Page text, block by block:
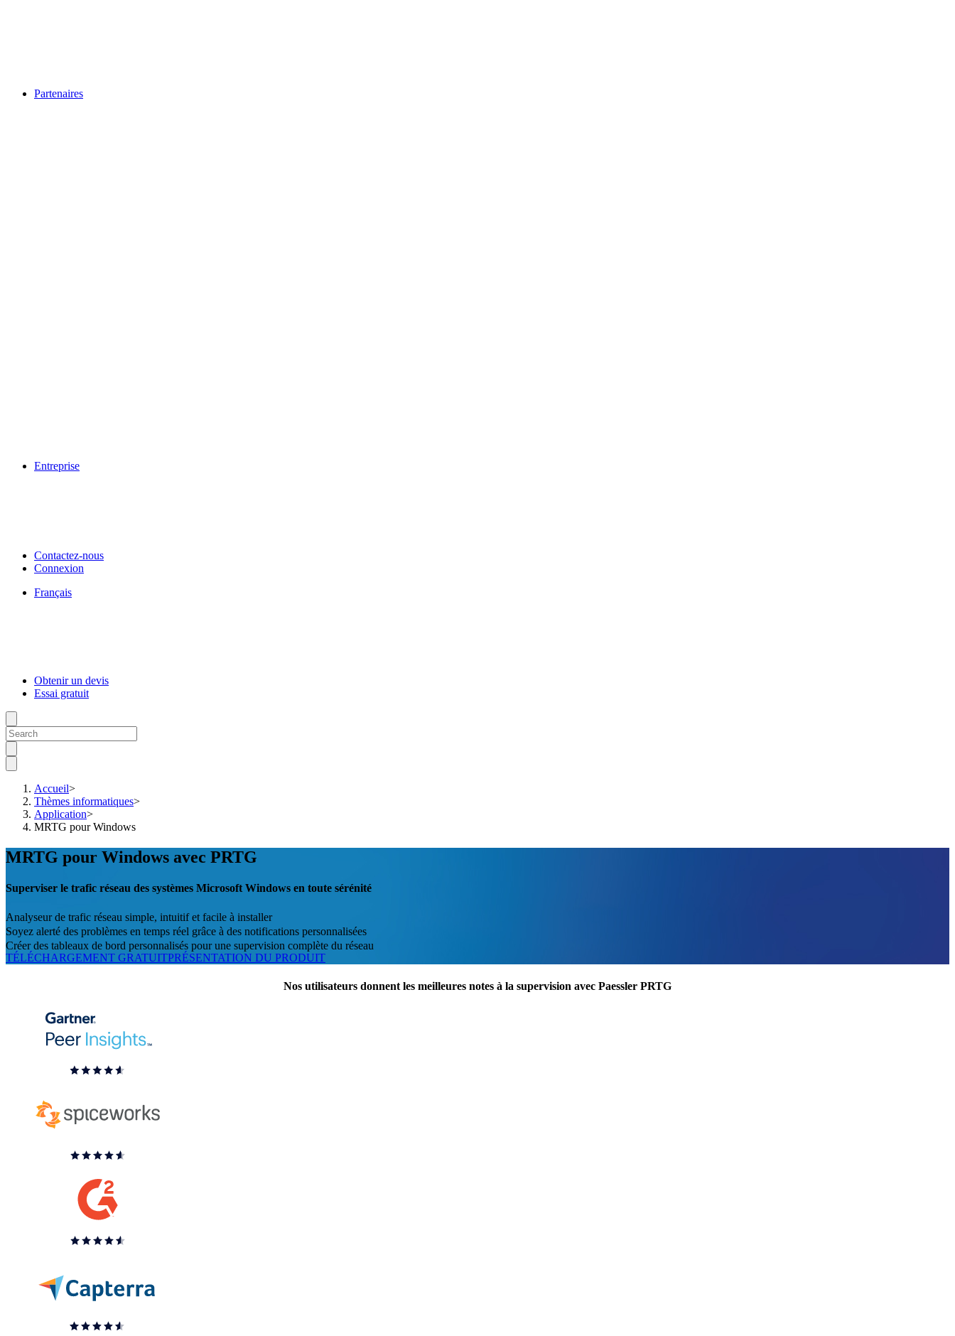
Partenaires
Entreprise
Contactez-nous
Connexion
Français
Obtenir un devis
Essai gratuit
Accueil>
Thèmes informatiques>
Application>
MRTG pour Windows
MRTG pour Windows avec PRTG
Superviser le trafic réseau des systèmes Microsoft Windows en toute sérénité
Analyseur de trafic réseau simple, intuitif et facile à installer
Soyez alerté des problèmes en temps réel grâce à des notifications personnalisées
Créer des tableaux de bord personnalisés pour une supervision complète du réseau
TÉLÉCHARGEMENT GRATUITPRÉSENTATION DU PRODUIT
Nos utilisateurs donnent les meilleures notes à la supervision avec Paessler PRTG